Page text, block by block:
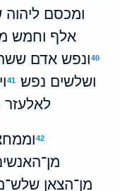
ומכסם ליהוה
אלף וחמש
40ונפש אדם
ושלשים נפש׃ 41
לאלעזר
42
מן־הצאן